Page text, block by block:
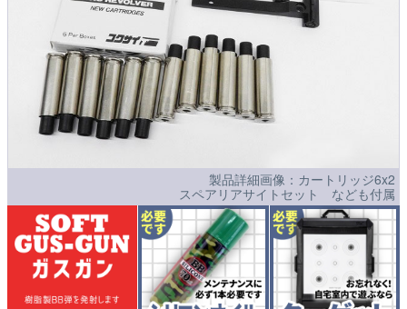
製品詳細画像：カートリッジ6x2
スペアリアサイトセット なども付属